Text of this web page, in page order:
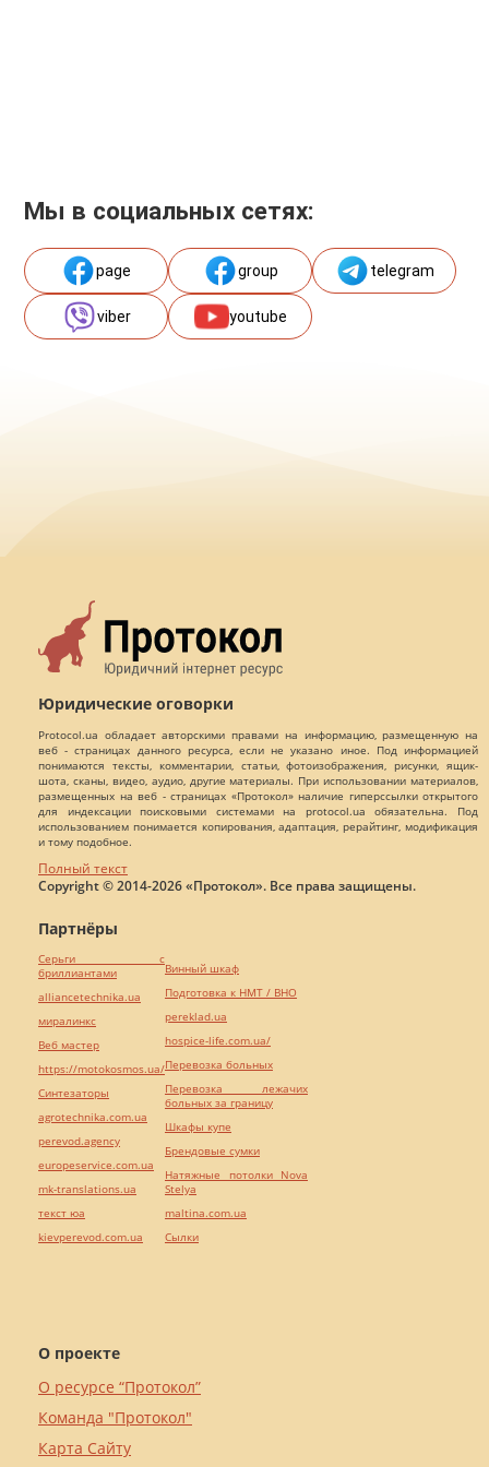
Мы в социальных сетях:
page group telegram
viber youtube
Юридические оговорки
Protocol.ua обладает авторскими правами на информацию, размещенную на
веб - страницах данного ресурса, если не указано иное. Под информацией
понимаются тексты, комментарии, статьи, фотоизображения, рисунки, ящик-
шота, сканы, видео, аудио, другие материалы. При использовании материалов,
размещенных на веб - страницах «Протокол» наличие гиперссылки открытого
для индексации поисковыми системами на protocol.ua обязательна. Под
использованием понимается копирования, адаптация, рерайтинг, модификация
и тому подобное.
Полный текст
Copyright © 2014-2026 «Протокол». Все права защищены.
О проекте
О ресурсе “Протокол”
Команда "Протокол"
Карта Сайту
Партнёры
Серьги с
бриллиантами
alliancetechnika.ua
миралинкс
Веб мастер
https://motokosmos.ua/
Синтезаторы
agrotechnika.com.ua
perevod.agency
europeservice.com.ua
mk-translations.ua
текст юа
kievperevod.com.ua
Винный шкаф
Подготовка к НМТ / ВНО
pereklad.ua
hospice-life.com.ua/
Перевозка больных
Перевозка лежачих
больных за границу
Шкафы купе
Брендовые сумки
Натяжные потолки Nova
Stelya
maltina.com.ua
Cылки